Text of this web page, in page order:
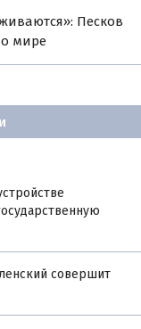
Песков
мире
совершит